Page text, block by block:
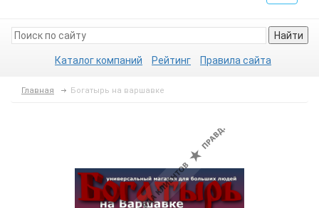
Найти
Каталог компаний Рейтинг Правила сайта
Главная Богатырь на варшавке